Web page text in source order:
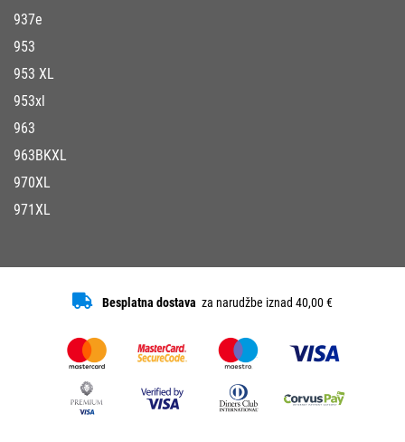
937e
953
953 XL
953xl
963
963BKXL
970XL
971XL
Besplatna dostava za narudžbe iznad 40,00 €